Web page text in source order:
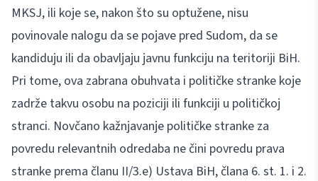
MKSJ, ili koje se, nakon što su optužene, nisu
povinovale nalogu da se pojave pred Sudom, da se
kandiduju ili da obavljaju javnu funkciju na teritoriji BiH.
Pri tome, ova zabrana obuhvata i političke stranke koje
zadrže takvu osobu na poziciji ili funkciji u političkoj
stranci. Novčano kažnjavanje političke stranke za
povredu relevantnih odredaba ne čini povredu prava
stranke prema članu II/3.e) Ustava BiH, člana 6. st. 1. i 2.